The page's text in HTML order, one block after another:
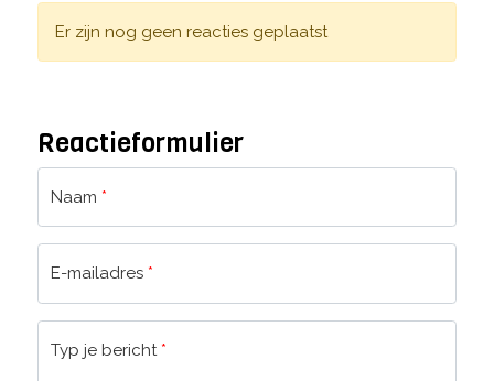
Er zijn nog geen reacties geplaatst
Reactieformulier
Naam *
E-mailadres *
Typ je bericht *